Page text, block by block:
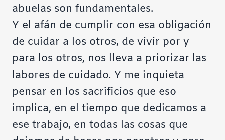
abuelas son fundamentales.
Y el afán de cumplir con esa obligación
de cuidar a los otros, de vivir por y
para los otros, nos lleva a priorizar las
labores de cuidado. Y me inquieta
pensar en los sacrificios que eso
implica, en el tiempo que dedicamos a
ese trabajo, en todas las cosas que